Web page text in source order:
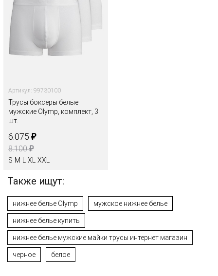
Артикул: 99730100
Трусы боксеры белые
мужские Olymp, комплект, 3
шт.
6.075 ₽
8.100₽
S M XL XXL
Также ищут:
нижнее белье Olymp мужское нижнее белье
нижнее белье купить
нижнее белье мужские майки трусы интернет магазин
черное белое